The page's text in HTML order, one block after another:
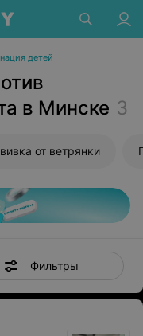
детей
в Минске 3
от ветрянки
Фильтры